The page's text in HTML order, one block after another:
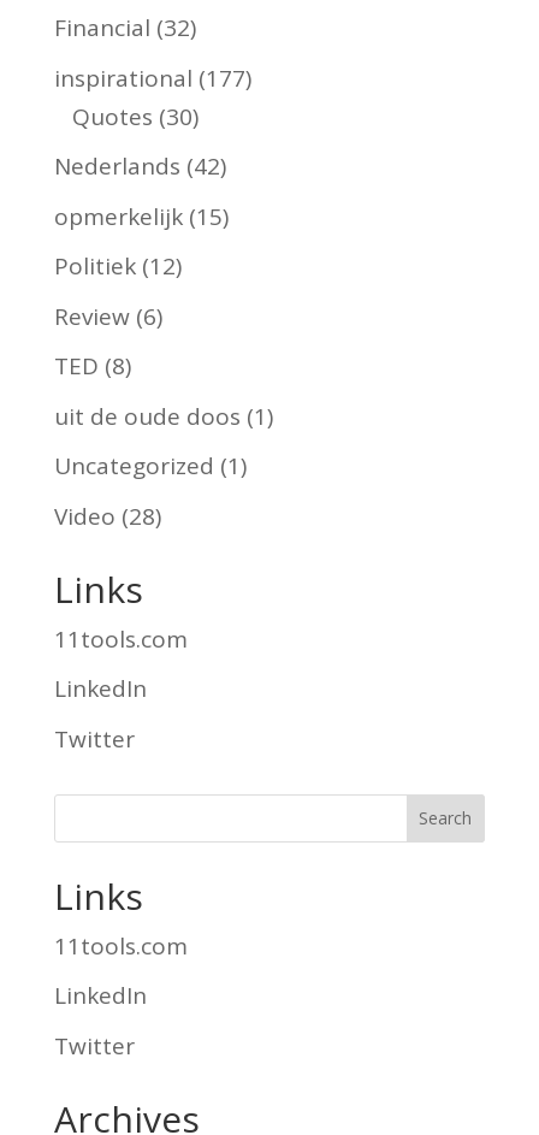
Financial (32)
inspirational (177)
Quotes (30)
Nederlands (42)
opmerkelijk(15)
Politiek(12)
Review(6)
TED (8)
uit de oude doos (1)
Uncategorized (1)
Video (28)
Links
11tools.com
LinkedIn
Twitter
Links
11tools.com
LinkedIn
Twitter
Archives